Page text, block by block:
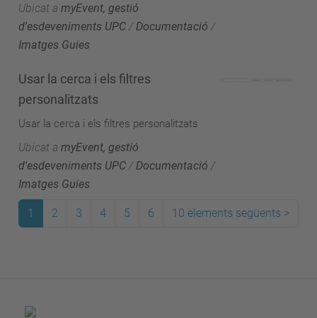
Ubicat a myEvent, gestió
d'esdeveniments UPC / Documentació /
Imatges Guies
Usar la cerca i els filtres
personalitzats
Usar la cerca i els filtres personalitzats
Ubicat a myEvent, gestió
d'esdeveniments UPC /Documentació /
Imatges Guies
1 2 3 4 5 6 10 elements següents >